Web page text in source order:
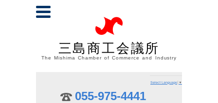
三島商工会議所
The Mishima Chamber of Commerce and Industry
Select Language ▼
055-975-4441